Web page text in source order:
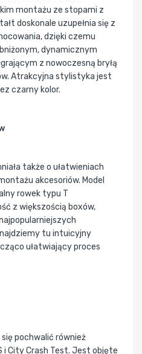
montażu ze stopami z
doskonale uzupełnia się z
dzięki czemu
dynamicznym
z nowoczesną bryłą
Atrakcyjna stylistyka jest
czarny kolor.
także o ułatwieniach
akcesoriów. Model
rowek typu T
z większością boxów,
tu intuicyjny
ułatwiający proces
pochwalić również
i City Crash Test. Jest objęte